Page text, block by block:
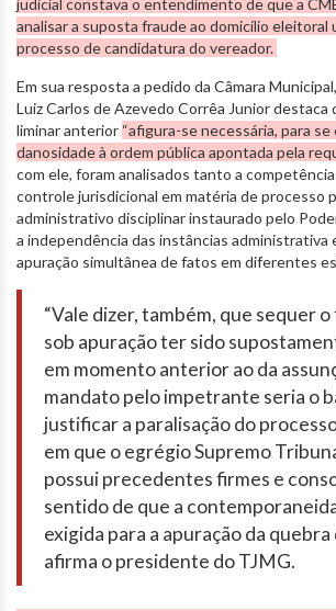
analisar a suposta fraude ao domicílio eleitoral
processo de candidatura do vereador.
Em sua resposta a pedido da Câmara
Luiz Carlos de Azevedo Corrêa Junior destaca
liminar anterior “afigura-se necessária, para
danosidade à ordem pública apontada pela
com ele, foram analisados tanto a
controle jurisdicional em matéria de processo
administrativo disciplinar instaurado pelo
a independência das instâncias administrativa
apuração simultânea de fatos em diferentes
“Vale dizer, também, que sequer
sob apuração ter sido
em momento anterior ao da
mandato pelo impetrante seria o
justificar a paralisação do
em que o egrégio Supremo
possui precedentes firmes e
sentido de que a
exigida para a apuração da quebra
afirma o presidente do TJMG.